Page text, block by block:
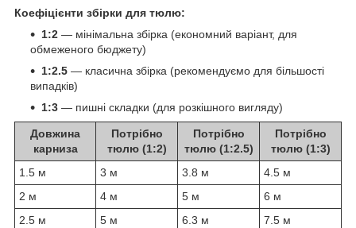
Коефіцієнти збірки для тюлю:
1:2 — мінімальна збірка (економний варіант, для
обмеженого бюджету)
1:2.5 — класична збірка (рекомендуємо для більшості
випадків)
1:3 — пишні складки (для розкішного вигляду)
Довжина
карниза
Потрібно
тюлю (1:2)
Потрібно
тюлю (1:2.5)
Потрібно
тюлю (1:3)
1.5 м
3 м 3.8 м
4.5 м
2 м
4 м 5 м
6 м
2.5 м
5 м 6.3 м
7.5 м